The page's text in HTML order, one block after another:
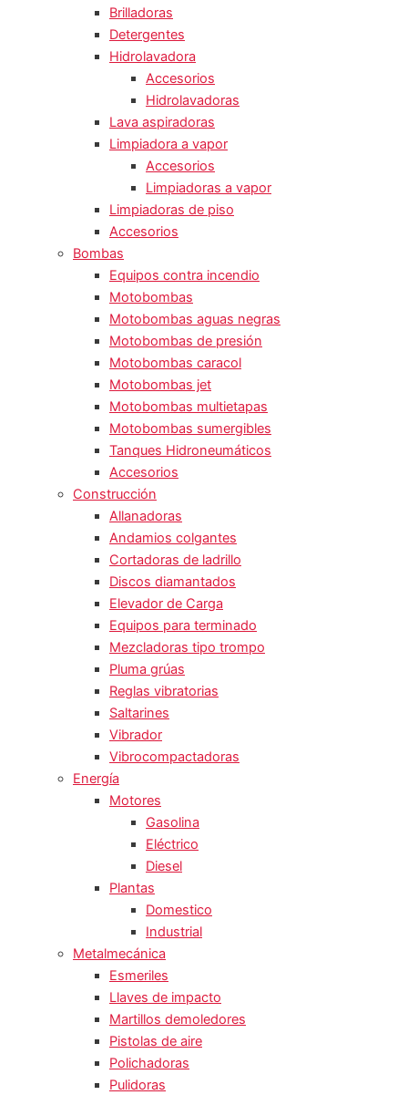
Brilladoras
Detergentes
Hidrolavadora
Accesorios
Hidrolavadoras
Lava aspiradoras
Limpiadora a vapor
Accesorios
Limpiadoras a vapor
Limpiadoras de piso
Accesorios
Bombas
Equipos contra incendio
Motobombas
Motobombas aguas negras
Motobombas de presión
Motobombas caracol
Motobombas jet
Motobombas multietapas
Motobombas sumergibles
Tanques Hidroneumáticos
Accesorios
Construcción
Allanadoras
Andamios colgantes
Cortadoras de ladrillo
Discos diamantados
Elevador de Carga
Equipos para terminado
Mezcladoras tipo trompo
Pluma grúas
Reglas vibratorias
Saltarines
Vibrador
Vibrocompactadoras
Energía
Motores
Gasolina
Eléctrico
Diesel
Plantas
Domestico
Industrial
Metalmecánica
Esmeriles
Llaves de impacto
Martillos demoledores
Pistolas de aire
Polichadoras
Pulidoras